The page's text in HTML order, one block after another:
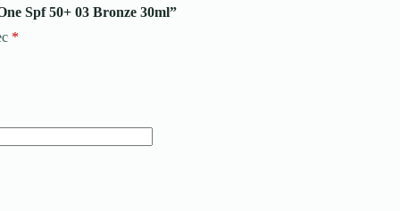
Spf 50+ 03 Bronze 30ml”
*